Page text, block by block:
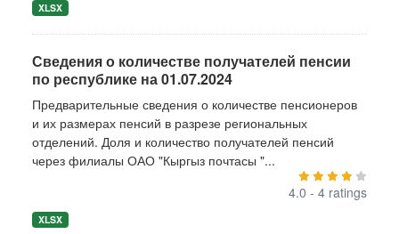
XLSX
Сведения о количестве получателей пенсии
по республике на 01.07.2024
Предварительные сведения о количестве пенсионеров
и их размерах пенсий в разрезе региональных
отделений. Доля и количество получателей пенсий
через филиалы ОАО "Кыргыз почтасы "...
4.0 - 4 ratings
XLSX